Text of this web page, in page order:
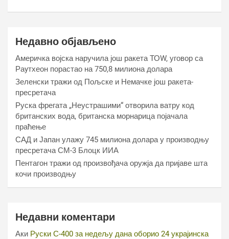
Недавно објављено
Америчка војска наручила још ракета ТОW, уговор са
Раyтхеон порастао на 750,8 милиона долара
Зеленски тражи од Пољске и Немачке још ракета-
пресретача
Руска фрегата „Неустрашими“ отворила ватру код
британских вода, британска морнарица појачала
праћење
САД и Јапан улажу 745 милиона долара у производњу
пресретача СМ-3 Блоцк ИИА
Пентагон тражи од произвођача оружја да пријаве шта
кочи производњу
Недавни коментари
Аки Руски С-400 за недељу дана оборио 24 украјинска